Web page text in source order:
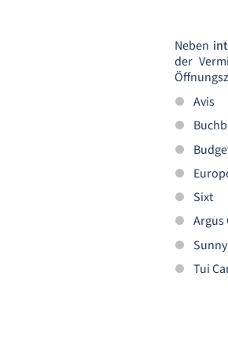
Neben
der
Avis
Sixt
Argus
Tui